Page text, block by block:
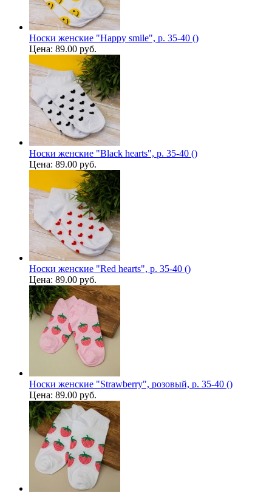
Носки женские "Happy smile", р. 35-40 ()
Цена: 89.00 руб.
Носки женские "Black hearts", р. 35-40 ()
Цена: 89.00 руб.
Носки женские "Red hearts", р. 35-40 ()
Цена: 89.00 руб.
Носки женские "Strawberry", розовый, р. 35-40 ()
Цена: 89.00 руб.